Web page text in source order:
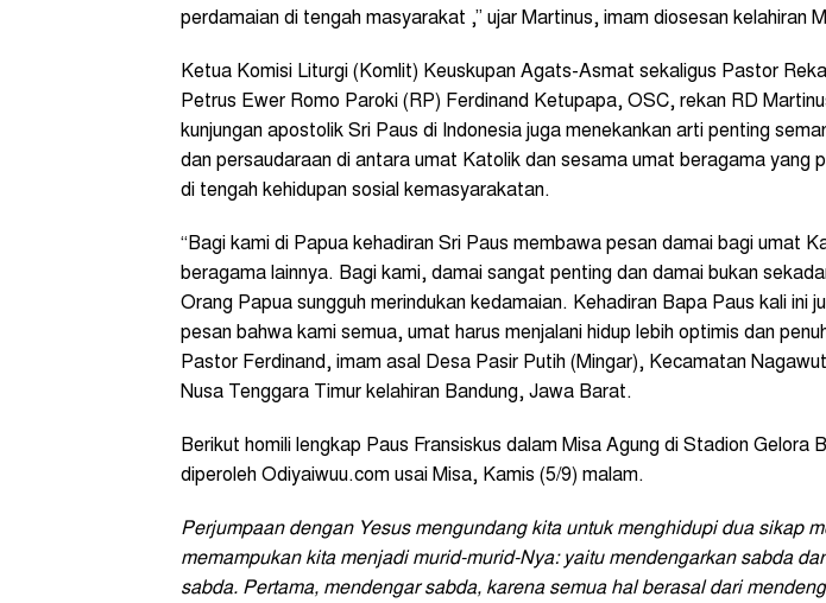
perdamaian di tengah masyarakat ,” ujar Martinus, imam diosesan kelahiran
Ketua Komisi Liturgi (Komlit) Keuskupan Agats-Asmat sekaligus Pastor
Petrus Ewer Romo Paroki (RP) Ferdinand Ketupapa, OSC, rekan RD
kunjungan apostolik Sri Paus di Indonesia juga menekankan arti penting
dan persaudaraan di antara umat Katolik dan sesama umat beragama yang
di tengah kehidupan sosial kemasyarakatan.
“Bagi kami di Papua kehadiran Sri Paus membawa pesan damai bagi umat
beragama lainnya. Bagi kami, damai sangat penting dan damai bukan
Orang Papua sungguh merindukan kedamaian. Kehadiran Bapa Paus kali ini
pesan bahwa kami semua, umat harus menjalani hidup lebih optimis dan
Pastor Ferdinand, imam asal Desa Pasir Putih (Mingar), Kecamatan
Nusa Tenggara Timur kelahiran Bandung, Jawa Barat.
Berikut homili lengkap Paus Fransiskus dalam Misa Agung di Stadion Gelora
diperoleh Odiyaiwuu.com usai Misa, Kamis (5/9) malam.
Perjumpaan dengan Yesus mengundang kita untuk menghidupi dua sikap
memampukan kita menjadi murid-murid-Nya: yaitu mendengarkan sabda
sabda. Pertama, mendengar sabda, karena semua hal berasal dari